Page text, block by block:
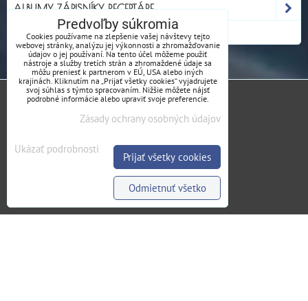
ALBUMY, ZÁPISNÍKY, RECEPTÁRE
CHŇAPKYPredvoľby súkromia
Cookies používame na zlepšenie vašej návštevy tejto
webovej stránky, analýzu jej výkonnosti a zhromažďovanie
údajov o jej používaní. Na tento účel môžeme použiť
nástroje a služby tretích strán a zhromaždené údaje sa
môžu preniesť k partnerom v EÚ, USA alebo iných
krajinách. Kliknutím na „Prijať všetky cookies“ vyjadrujete
svoj súhlas s týmto spracovaním. Nižšie môžete nájsť
podrobné informácie alebo upraviť svoje preferencie.
Zásady ochrany osobných údajov
Ukázať podrobnosti
Prijať všetky cookies
Odmietnuť všetko